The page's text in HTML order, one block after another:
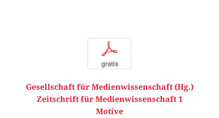
p
gratis
Gesellschaft für Medienwissenschaft (Hg.)
Zeitschrift für Medienwissenschaft 1
Motive